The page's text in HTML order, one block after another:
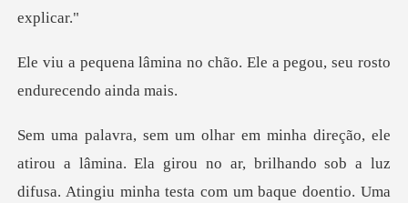
o chão. Ele a pegou, seu r
ndo sob a luz
difusa. Atingiu minha testa com um baque doentio. Uma